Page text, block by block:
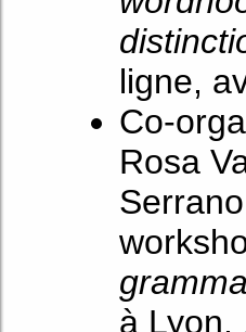
ligne,
Co-
Rosa
à Lyon,